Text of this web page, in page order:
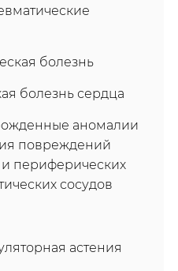
болезнь
болезнь сердца
аномалии
повреждений
и периферических
сосудов
астения